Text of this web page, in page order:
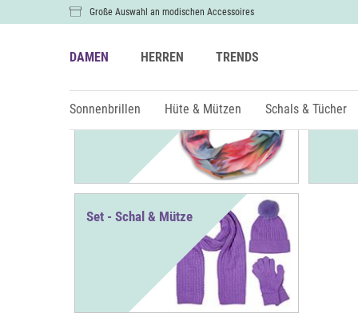
Große Auswahl an modischen Accessoires
DAMEN HERREN TRENDS
Sonnenbrillen Hüte & Mützen Schals & Tücher
Loops Tücher
Set - Schal & Mütze